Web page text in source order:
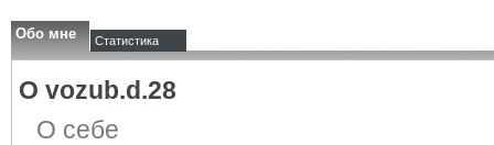
Обо мне Статистика
О vozub.d.28
О себе